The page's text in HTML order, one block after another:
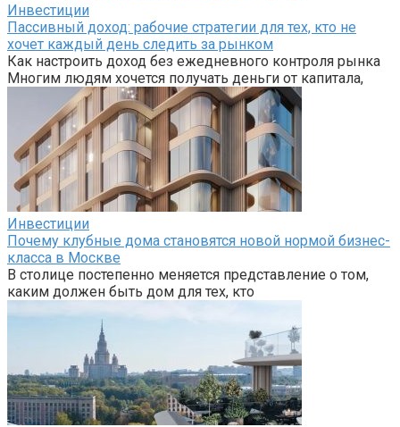
Инвестиции
Пассивный доход: рабочие стратегии для тех, кто не
хочет каждый день следить за рынком
Как настроить доход без ежедневного контроля рынка
Многим людям хочется получать деньги от капитала,
Инвестиции
Почему клубные дома становятся новой нормой бизнес-
класса в Москве
В столице постепенно меняется представление о том,
каким должен быть дом для тех, кто